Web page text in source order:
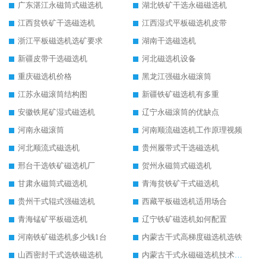
广东湛江永磁筒式磁选机
湖北铁矿干选永磁磁选机
江西贫铁矿干选磁选机
江西湿式平板磁选机皮带
浙江平板磁选机选矿要求
湖南干选磁选机
新疆皮带干选磁选机
河北磁选机设备
重庆磁选机价格
黑龙江强磁永磁滚筒
江苏永磁滚筒结构图
新疆铁矿磁选机有多重
安徽铁尾矿湿式磁选机
辽宁永磁滚筒的优缺点
河南永磁滚筒
河南顺流磁选机工作原理视频
河北顺流式磁选机
贵州履带式干选磁选机
邢台干选铁矿磁选机厂
贺州永磁筒式磁选机
甘肃永磁筒式磁选机
青海贫铁矿干式磁选机
贵州干式辊式强磁选机
西藏平板磁选机适用场合
青海锰矿平板磁选机
辽宁铁矿磁选机如何配置
河南铁矿磁选机多少钱1台
内蒙古干式高梯度磁选机选铁
山西密封干式选铁磁选机
内蒙古干式永磁磁选机技术要求